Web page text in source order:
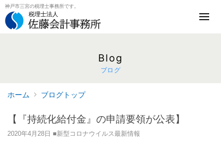
神戸市三宮の税理士事務所です。
税理士法人
Blog
ブログ
ホーム ブログトップ
【『持続化給付金』の申請要領が公表】
2020年4月28日 ■新型コロナウイルス最新情報